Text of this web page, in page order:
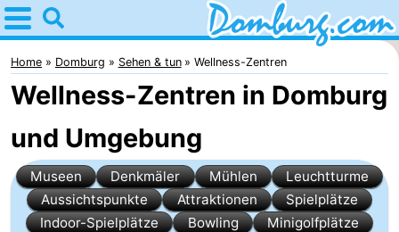
Home
Domburg
Tipps
Für
kindern
Webcam
Webcam
Home Domburg Sehen & tun Wellness-Zentren
Wellness-Zentren in Domburg
und Umgebung
Museen Denkmäler Mühlen
Leuchtturme
Aussichtspunkte
Attraktionen
Spielplätze
Indoor-Spielplätze
Bowling
Minigolfplätze